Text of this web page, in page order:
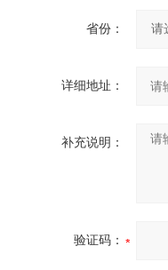
省份：
详细地址：
补充说明：
验证码：